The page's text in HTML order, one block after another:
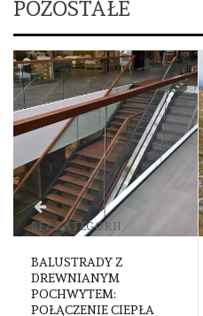
POZOSTAŁE
BEZ KATEGORII
BALUSTRADY Z
DREWNIANYM
POCHWYTEM:
POŁĄCZENIE CIEPŁA